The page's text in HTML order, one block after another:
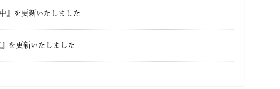
』を更新いたしました
を更新いたしました